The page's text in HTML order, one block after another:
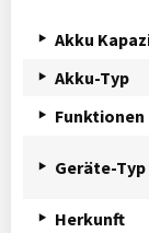
Akku
Akku-Typ
Funktionen
Geräte-Typ
Herkunft